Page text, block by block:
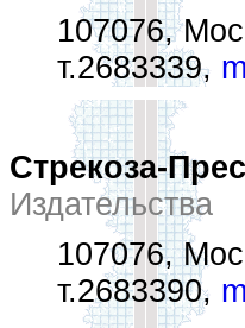
107076,
т.2683339,
Стрекоза-
Издательства
107076,
т.2683390,